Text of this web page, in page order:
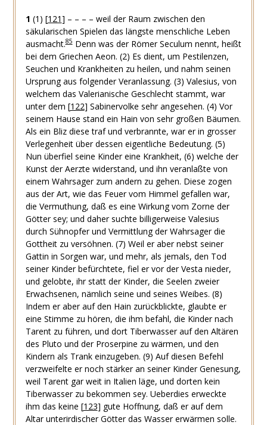
1 (1) [121] – – – – weil der Raum zwischen den
säkularischen Spielen das längste menschliche Leben
ausmacht.85Denn was der Römer Seculum nennt, heißt
bei dem Griechen Aeon. (2) Es dient, um Pestilenzen,
Seuchen und Krankheiten zu heilen, und nahm seinen
Ursprung aus folgender Veranlassung. (3) Valesius, von
welchem das Valerianische Geschlecht stammt, war
unter dem [122] Sabinervolke sehr angesehen. (4) Vor
seinem Hause stand ein Hain von sehr großen Bäumen.
Als ein Bliz diese traf und verbrannte, war er in grosser
Verlegenheit über dessen eigentliche Bedeutung. (5)
Nun überfiel seine Kinder eine Krankheit, (6) welche der
Kunst der Aerzte widerstand, und ihn veranlaßte von
einem Wahrsager zum andern zu gehen. Diese zogen
aus der Art, wie das Feuer vom Himmel gefallen war,
die Vermuthung, daß es eine Wirkung vom Zorne der
Götter sey; und daher suchte billigerweise Valesius
durch Sühnopfer und Vermittlung der Wahrsager die
Gottheit zu versöhnen. (7) Weil er aber nebst seiner
Gattin in Sorgen war, und mehr, als jemals, den Tod
seiner Kinder befürchtete, fiel er vor der Vesta nieder,
und gelobte, ihr statt der Kinder, die Seelen zweier
Erwachsenen, nämlich seine und seines Weibes. (8)
Indem er aber auf den Hain zurückblickte, glaubte er
eine Stimme zu hören, die ihm befahl, die Kinder nach
Tarent zu führen, und dort Tiberwasser auf den Altären
des Pluto und der Proserpine zu wärmen, und den
Kindern als Trank einzugeben. (9) Auf diesen Befehl
verzweifelte er noch stärker an seiner Kinder Genesung,
weil Tarent gar weit in Italien läge, und dorten kein
Tiberwasser zu bekommen sey. Ueberdies erweckte
ihm das keine [123] gute Hoffnung, daß er auf dem
Altar unterirdischer Götter das Wasser erwärmen solle.